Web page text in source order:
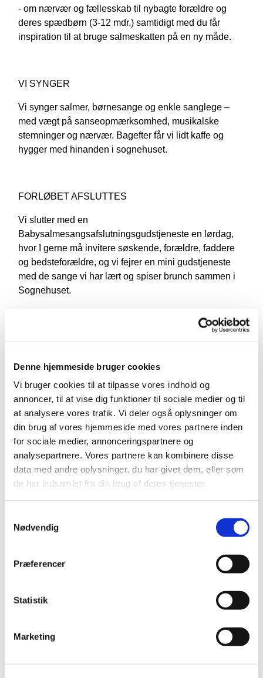
Denne hjemmeside bruger cookies
Vi bruger cookies til at tilpasse vores indhold og
annoncer, til at vise dig funktioner til sociale medier og til
at analysere vores trafik. Vi deler også oplysninger om
din brug af vores hjemmeside med vores partnere inden
for sociale medier, annonceringspartnere og
analysepartnere. Vores partnere kan kombinere disse
data med andre oplysninger, du har givet dem, eller som
de har indsamlet fra din brug af deres tjenester.
Nødvendig
Præferencer
Statistik
Marketing
- om nærvær og fællesskab til nybagte forældre og
deres spædbørn (3-12 mdr.) samtidigt med du får
inspiration til at bruge salmeskatten på en ny måde.
VI SYNGER
Vi synger salmer, børnesange og enkle sanglege –
med vægt på sanseopmærksomhed, musikalske
stemninger og nærvær. Bagefter får vi lidt kaffe og
hygger med hinanden i sognehuset.
FORLØBET AFSLUTTES
Vi slutter med en
Babysalmesangsafslutningsgudstjeneste en lørdag,
hvor I gerne må invitere søskende, forældre, faddere
og bedsteforældre, og vi fejrer en mini gudstjeneste
med de sange vi har lært og spiser brunch sammen i
Sognehuset.
gennem flere år ledt babysalmesang i Haderslev
Domkirke.
- Det er vigtigt for mig at skabe et rum af tryghed og
nærvær, så far/mor og baby kommer tæt på hinanden,
fortæller han.
- Baby kommer til at være godt træt efter en omgang
babysalmesang, fordi rigtigt mange sanser er i gang.
Det fortæller andre:
lærer han, at det faktisk er hans stemme jeg elsker så
højt!"